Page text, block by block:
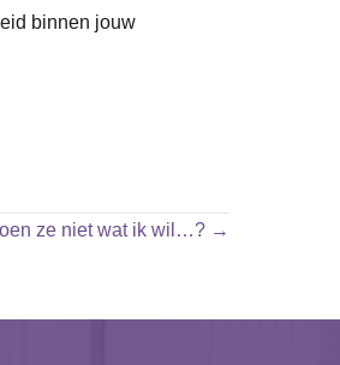
binnen jouw
ze niet wat ik wil…? →